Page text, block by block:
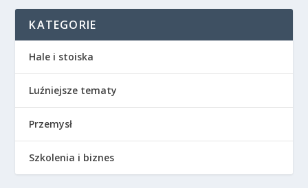
KATEGORIE
Hale i stoiska
Luźniejsze tematy
Przemysł
Szkolenia i biznes